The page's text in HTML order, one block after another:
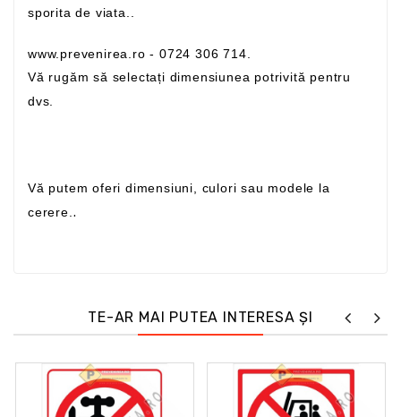
sporita de viata..
www.prevenirea.ro - 0724 306 714.
Vă rugăm să selectați dimensiunea potrivită pentru
dvs.
Vă putem oferi dimensiuni, culori sau modele la
cerere. .
TE-AR MAI PUTEA INTERESA ȘI